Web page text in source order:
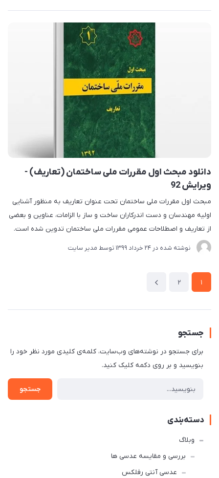
دانلود مبحث اول مقررات ملی ساختمان (تعاریف) -
ویرایش 92
مبحث اول مقررات ملی ساختمان تحت عنوان تعاریف به منظور آشنایی
اولیه مهندسان و دست اندرکاران ساخت و ساز با الزامات، عناوین و بعضی
از تعاریف و اصطلاحات عمومی مقررات ملی ساختمان تدوین شده است.
نوشته شده در 24 خرداد 1399 توسط مدیر سایت
1
2
جستجو
برای جستجو در نوشته‌های وب‌سایت، کلمه‌ی کلیدی مورد نظر خود را
بنویسید و بر روی دکمه کلیک کنید.
جستجو
دسته‌بندی
وبلاگ
بررسی و مقایسه عدسی ها
عدسی آنتی رفلکس